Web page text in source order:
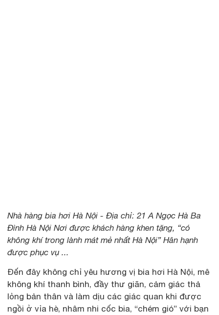
Nhà hàng bia hơi Hà Nội - Địa chỉ: 21 A Ngọc Hà Ba
Đình Hà Nội Nơi được khách hàng khen tặng, “có
không khí trong lành mát mẻ nhất Hà Nội” Hân hạnh
được phục vụ ...
Đến đây không chỉ yêu hương vị bia hơi Hà Nội, mê
không khí thanh bình, đầy thư giãn, cảm giác thả
lỏng bản thân và làm dịu các giác quan khi được
ngồi ở vỉa hè, nhâm nhi cốc bia, “chém gió” với bạn